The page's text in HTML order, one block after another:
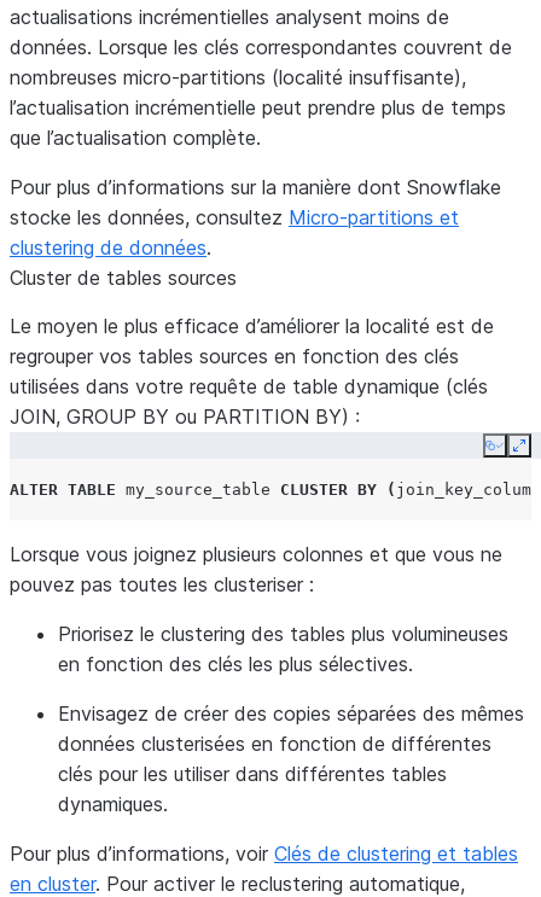
actualisations incrémentielles analysent moins de
données. Lorsque les clés correspondantes couvrent de
nombreuses micro-partitions (localité insuffisante),
l’actualisation incrémentielle peut prendre plus de temps
que l’actualisation complète.
Pour plus d’informations sur la manière dont Snowflake
stocke les données, consultez Micro-partitions et
clustering de données.
Cluster de tables sources
Le moyen le plus efficace d’améliorer la localité est de
regrouper vos tables sources en fonction des clés
utilisées dans votre requête de table dynamique (clés
JOIN, GROUP BY ou PARTITION BY) :
Copy
ALTER TABLE my_source_table CLUSTER BY ( join_key_column
Lorsque vous joignez plusieurs colonnes et que vous ne
pouvez pas toutes les clusteriser :
Priorisez le clustering des tables plus volumineuses
en fonction des clés les plus sélectives.
Envisagez de créer des copies séparées des mêmes
données clusterisées en fonction de différentes
clés pour les utiliser dans différentes tables
dynamiques.
Pour plus d’informations, voir Clés de clustering et tables
en cluster. Pour activer le reclustering automatique,